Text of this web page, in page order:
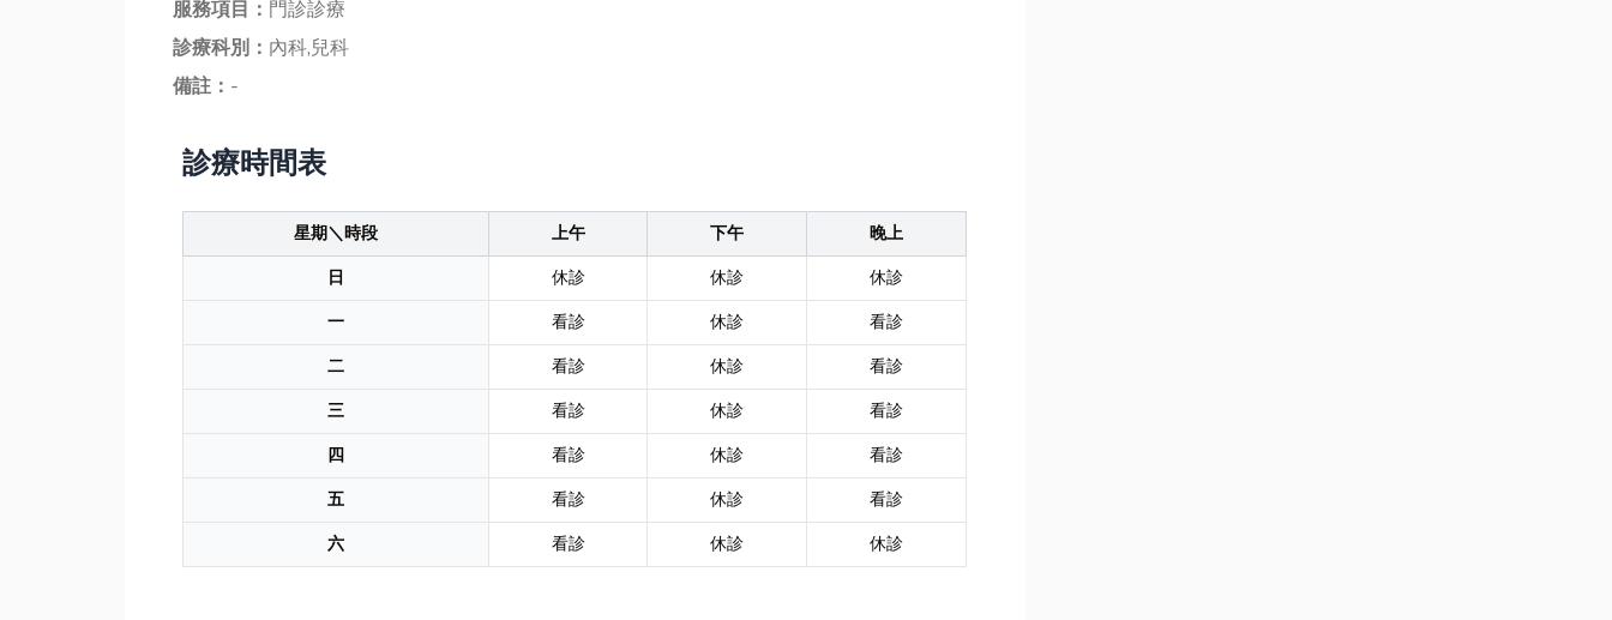
服務項目： 門診診療
診療科別： 內科,兒科
備註： -
診療時間表
星期＼時段 上午 下午
晚上
日
休診 休診
休診
一
看診 休診
看診
二
看診 休診
看診
三
看診 休診
看診
四
看診 休診
看診
五
看診 休診
看診
六
看診 休診 休診